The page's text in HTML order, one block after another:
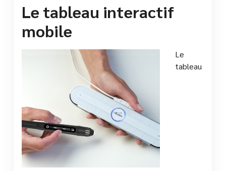
Le tableau interactif
mobile
Le
tableau